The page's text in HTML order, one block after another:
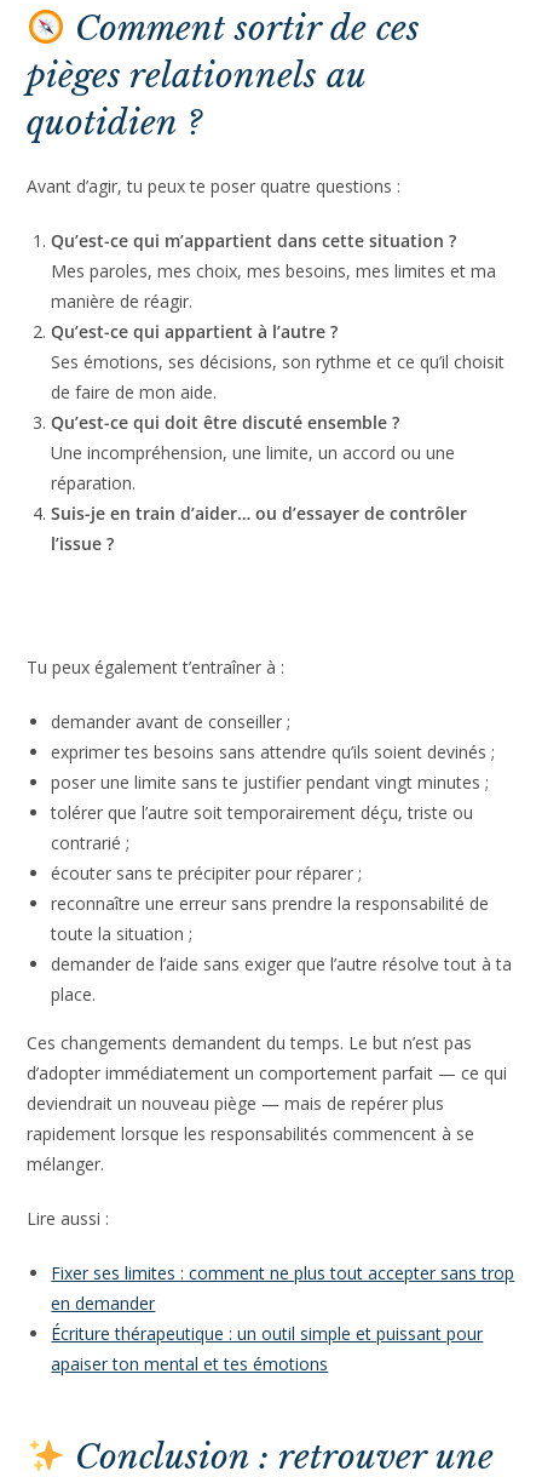
Améliorer son estime de soi : 9 clés pour enfin oser être
Guérir son enfant intérieur : retrouver confiance et paix
Comment sortir de ces
pièges relationnels au
quotidien ?
Avant d’agir, tu peux te poser quatre questions :
Qu’est-ce qui m’appartient dans cette situation ?
Mes paroles, mes choix, mes besoins, mes limites et ma
manière de réagir.
Qu’est-ce qui appartient à l’autre ?
Ses émotions, ses décisions, son rythme et ce qu’il choisit
de faire de mon aide.
Suis-je en train d’aider… ou d’essayer de contrôler
Tu peux également t’entraîner à :
exprimer tes besoins sans attendre qu’ils soient devinés ;
poser une limite sans te justifier pendant vingt minutes ;
tolérer que l’autre soit temporairement déçu, triste ou
contrarié ;
écouter sans te précipiter pour réparer ;
demander de l’aide sans exiger que l’autre résolve tout à ta
place.
Ces changements demandent du temps. Le but n’est pas
d’adopter immédiatement un comportement parfait — ce qui
rapidement lorsque les responsabilités commencent à se
mélanger.